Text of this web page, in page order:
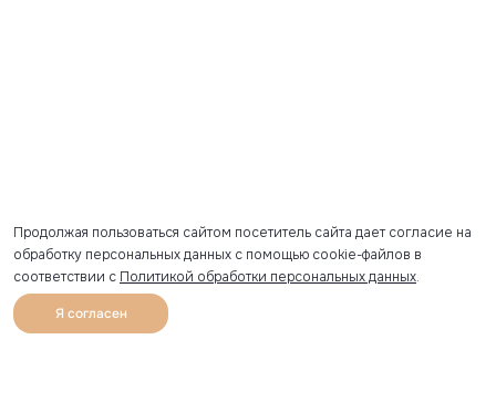
Каталог Избранное
Продолжая пользоваться сайтом посетитель сайта дает согласие на
обработку персональных данных с помощью cookie-файлов в
соответствии с Политикой обработки персональных данных.
Я согласен